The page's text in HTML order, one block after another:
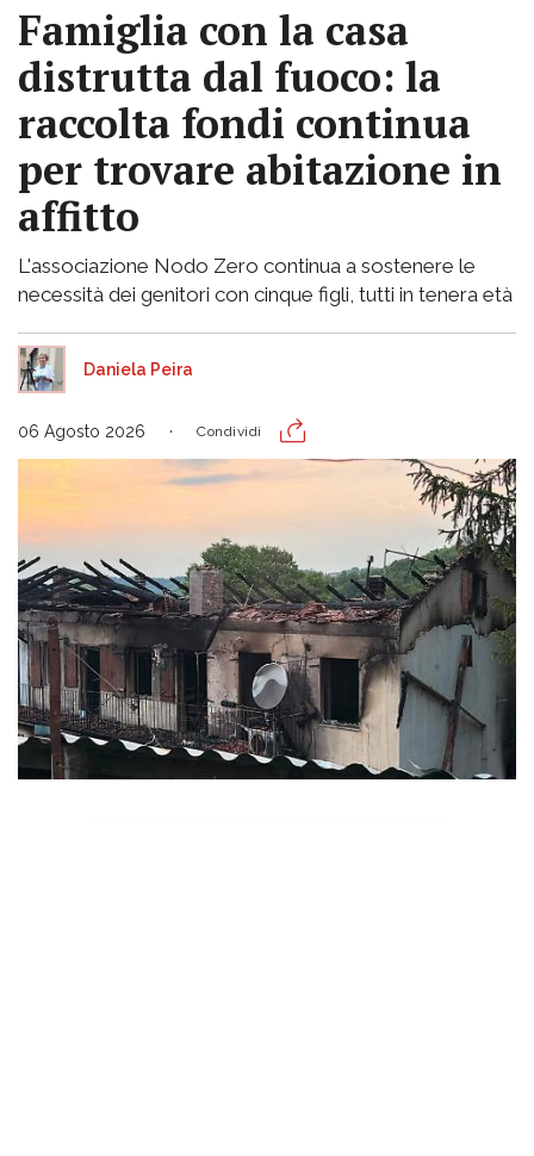
Famiglia con la casa
distrutta dal fuoco: la
raccolta fondi continua
per trovare abitazione in
affitto
L'associazione Nodo Zero continua a sostenere le
necessità dei genitori con cinque figli, tutti in tenera età
Daniela Peira
06 Agosto 2026 Condividi